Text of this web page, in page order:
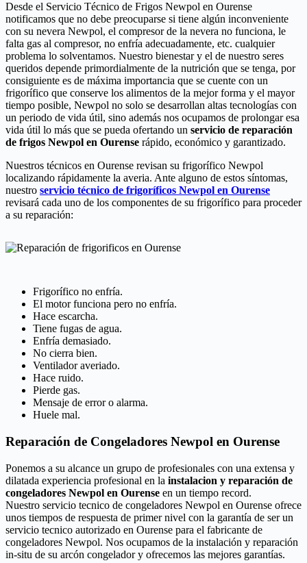
Desde el Servicio Técnico de Frigos Newpol en Ourense
notificamos que no debe preocuparse si tiene algún inconveniente
con su nevera Newpol, el compresor de la nevera no funciona, le
falta gas al compresor, no enfría adecuadamente, etc. cualquier
problema lo solventamos. Nuestro bienestar y el de nuestro seres
queridos depende primordialmente de la nutrición que se tenga, por
consiguiente es de máxima importancia que se cuente con un
frigorífico que conserve los alimentos de la mejor forma y el mayor
tiempo posible, Newpol no solo se desarrollan altas tecnologías con
un periodo de vida útil, sino además nos ocupamos de prolongar esa
vida útil lo más que se pueda ofertando un servicio de reparación
de frigos Newpol en Ourense rápido, económico y garantizado.
Nuestros técnicos en Ourense revisan su frigorífico Newpol
localizando rápidamente la averia. Ante alguno de estos síntomas,
nuestro servicio técnico de frigoríficos Newpol en Ourense
revisará cada uno de los componentes de su frigorífico para proceder
a su reparación:
Frigorífico no enfría.
El motor funciona pero no enfría.
Hace escarcha.
Tiene fugas de agua.
Enfría demasiado.
No cierra bien.
Ventilador averiado.
Hace ruido.
Pierde gas.
Mensaje de error o alarma.
Huele mal.
Reparación de Congeladores Newpol en Ourense
Ponemos a su alcance un grupo de profesionales con una extensa y
dilatada experiencia profesional en la instalacion y reparación de
congeladores Newpol en Ourense en un tiempo record.
Nuestro servicio tecnico de congeladores Newpol en Ourense ofrece
unos tiempos de respuesta de primer nivel con la garantía de ser un
servicio tecnico autorizado en Ourense para el fabricante de
congeladores Newpol. Nos ocupamos de la instalación y reparación
in-situ de su arcón congelador y ofrecemos las mejores garantías.